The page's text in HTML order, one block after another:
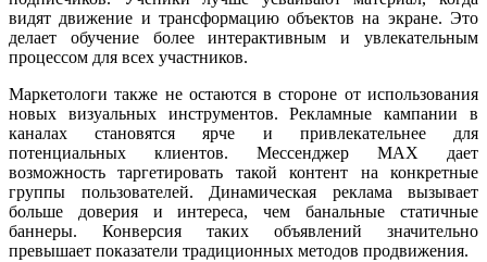
видят движение и трансформацию объектов на экране. Это
делает обучение более интерактивным и увлекательным
процессом для всех участников.
Маркетологи также не остаются в стороне от использования
новых визуальных инструментов. Рекламные кампании в
каналах становятся ярче и привлекательнее для
потенциальных клиентов. Мессенджер MAX дает
возможность таргетировать такой контент на конкретные
группы пользователей. Динамическая реклама вызывает
больше доверия и интереса, чем банальные статичные
баннеры. Конверсия таких объявлений значительно
превышает показатели традиционных методов продвижения.